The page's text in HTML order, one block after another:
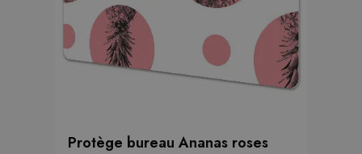
Protège bureau Ananas roses